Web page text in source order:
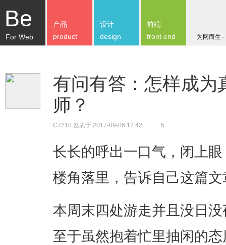
Be
For Web 为网而生
产品
product
设计
design
前端
front end
有问有答：怎样成为
师？
C7210 发表于 2017-09-06 12:42 5
长长的呼出一口气，闭上
楼角落里，告诉自己这篇
本周末四处游走并且没日
至于虽然抱着忙里抽闲的